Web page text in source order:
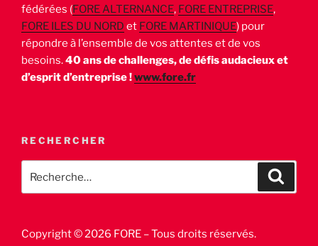
fédérées (FORE ALTERNANCE, FORE ENTREPRISE,
FORE ILES DU NORD et FORE MARTINIQUE) pour
répondre à l’ensemble de vos attentes et de vos
besoins.40 ans de challenges, de défis audacieux et
d’esprit d’entreprise !www.fore.fr
RECHERCHER
pour
Copyright © 2026 FORE – Tous droits réservés.